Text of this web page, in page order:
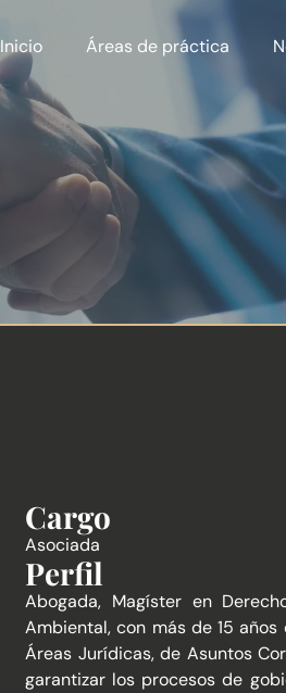
Inicio Áreas de práctica
Cargo
Asociada
Perfil
Abogada, Magíster en
Ambiental, con más de 15
Áreas Jurídicas, de Asuntos
garantizar los procesos de